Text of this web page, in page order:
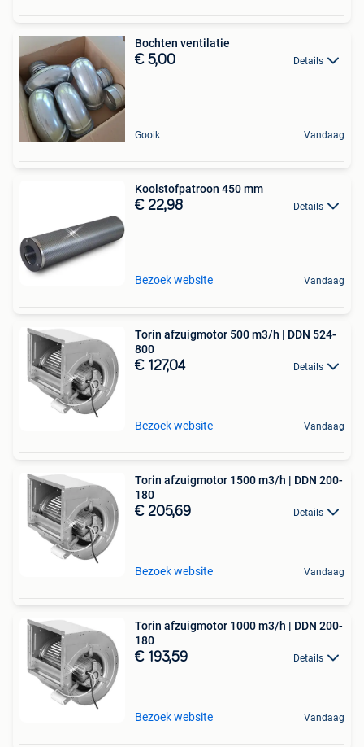
Bochten ventilatie
€ 5,00 Details
Gooik Vandaag
Koolstofpatroon 450 mm
€ 22,98 Details
Bezoek website Vandaag
Torin afzuigmotor 500 m3/h | DDN 524-
800
€ 127,04 Details
Bezoek website Vandaag
Torin afzuigmotor 1500 m3/h | DDN 200-
180
€ 205,69 Details
Bezoek website Vandaag
Torin afzuigmotor 1000 m3/h | DDN 200-
180
€ 193,59 Details
Bezoek website Vandaag